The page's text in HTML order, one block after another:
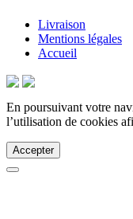
Livraison
Mentions légales
Accueil
En poursuivant votre
l’utilisation de cookies
Accepter